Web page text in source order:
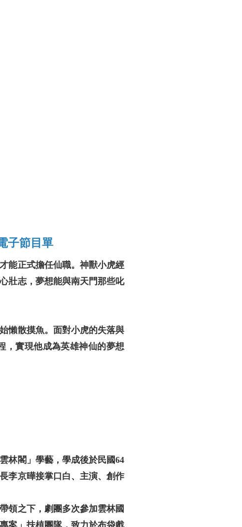
子節目單
能正式擔任仙職。神獸小虎經
壯志，夢想能與南天門那些叱
懶散摸魚。面對小虎的失落與
，實現他成為英雄神仙的夢想
林閣」學藝，學成後於民國64
李京曄接掌口白、主演、創作
領之下，劇團多次參加雲林國
案」扶植團隊，致力於布袋戲